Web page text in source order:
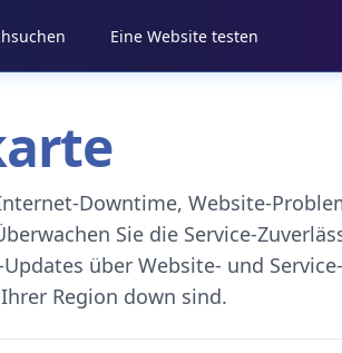
Eine Website testen
Downtime, Website-
Sie die Service-
über Website- und Service-
Region down sind.